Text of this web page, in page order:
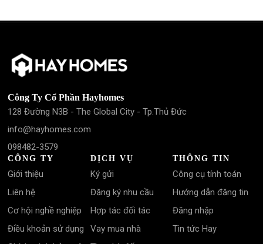
Công Ty Cổ Phần Hayhomes
128 Đường N3B - The Global City - Tp.Thủ Đức
info@hayhomes.com
098482-3579
CÔNG TY
Giới thiệu
Liên hệ
Cơ hội nghề nghiệp
Điều khoản sử dụng
DỊCH VỤ
Ký gửi
Đăng ký nhu cầu
Hợp tác đối tác
Vay mua nhà
THÔNG TIN
Công cụ tính toán
Hướng dẫn đăng tin
Đăng nhập
Tin tức Hay